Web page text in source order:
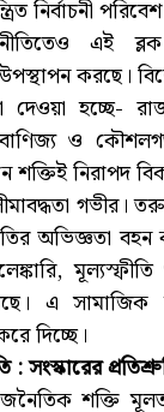
নির্বাচনী
এই ব্লক
উপস্থাপন করছে।
দেওয়া হচ্ছে-
বাণিজ্য ও
শক্তিই নিরাপদ
গভীর।
অভিজ্ঞতা
এ সামাজিক
দিচ্ছে।
: সংস্কারের
শক্তি